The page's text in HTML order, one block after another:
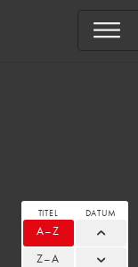
TITEL
A–Z
Z–A
DATUM